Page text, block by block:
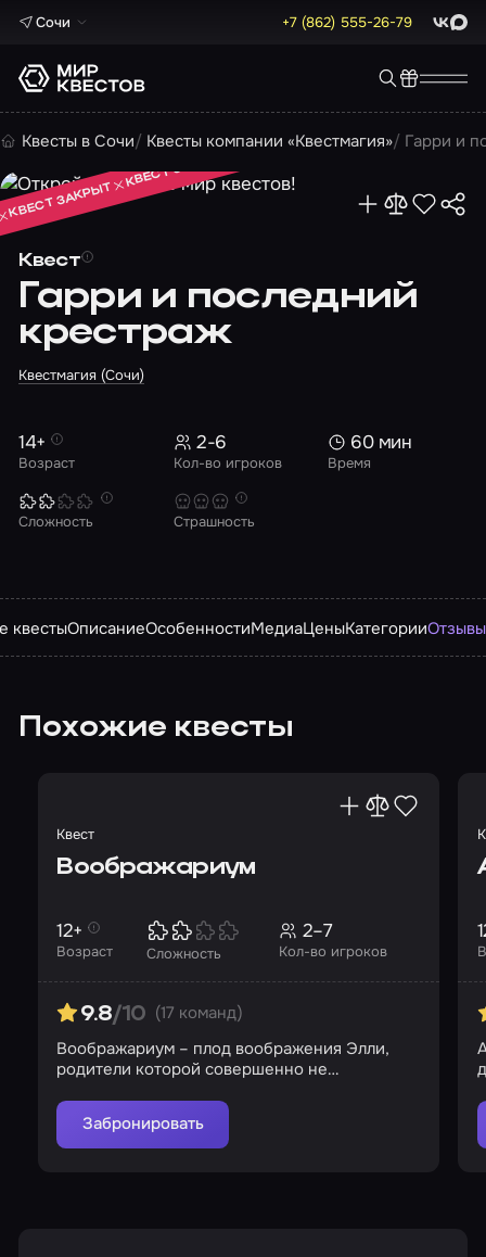
Сочи +7 (862) 555-26-79 Max
Квесты в Сочи Квесты компании «Квестмагия» Гарри и
Квест
Гарри и последний
крестраж
Квестмагия (Сочи)
КВЕСТ ЗАКРЫТ
КВЕСТ ЗАКРЫТ
КВЕСТ ЗАКРЫТ
Возраст
14+
Кол-во игроков
2-6
Время
60 мин
Сложность Страшность
квестыОписаниеОсобенностиМедиаЦеныКатегорииОтзывы
Похожие квесты
Квест
Воображариум
Возраст
12+
Сложность Кол-во игроков
2–7
9.8/10 (17 команд)
Воображариум – плод воображения Элли,
родители которой совершенно не
Забронировать